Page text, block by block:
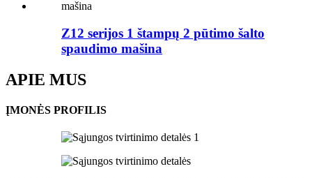
Z12 serijos 1 štampų 2 pūtimo šalto
spaudimo mašina
APIE MUS
ĮMONĖS PROFILIS